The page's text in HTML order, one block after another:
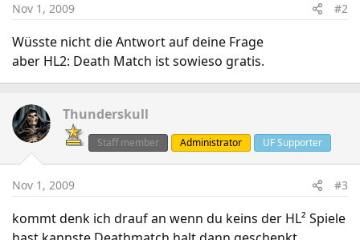
Nov 1, 2009 #2
Wüsste nicht die Antwort auf deine Frage
aber HL2: Death Match ist sowieso gratis.
Thunderskull
Staff member Administrator UF Supporter
Nov 1, 2009 #3
kommt denk ich drauf an wenn du keins der HL² Spiele